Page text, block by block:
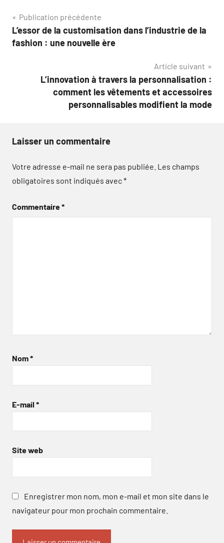
Navigation
de
Publication précédente
L’essor de la customisation dans l’industrie de la
fashion : une nouvelle ère
Article suivant
L’innovation à travers la personnalisation :
comment les vêtements et accessoires
personnalisables modifient la mode
Laisser un commentaire
Votre adresse e-mail ne sera pas publiée. Les champs
obligatoires sont indiqués avec*
Commentaire*
Nom*
E-mail *
Site web
Enregistrer mon nom, mon e-mail et mon site dans le
navigateur pour mon prochain commentaire.